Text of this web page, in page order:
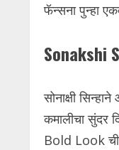
फॅन्सना पुन्हा
Sonakshi
सोनाक्षी
कमालीचा सुंदर
Bold Look